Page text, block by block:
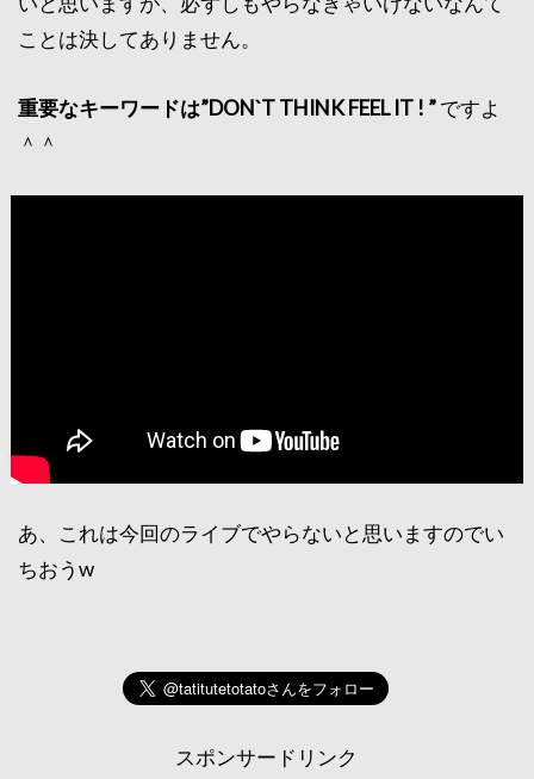
ことは決してありません。
重要なキーワードは”DON`T THINK FEEL IT ! ”ですよ
＾＾
あ、これは今回のライブでやらないと思いますのでい
ちおうw
スポンサードリンク